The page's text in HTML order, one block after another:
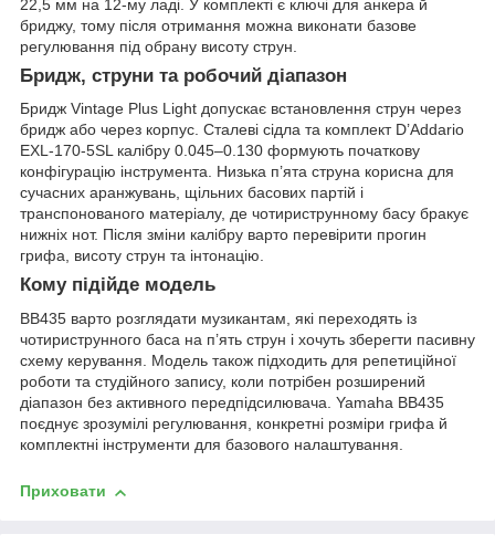
22,5 мм на 12-му ладі. У комплекті є ключі для анкера й
бриджу, тому після отримання можна виконати базове
регулювання під обрану висоту струн.
Бридж, струни та робочий діапазон
Бридж Vintage Plus Light допускає встановлення струн через
бридж або через корпус. Сталеві сідла та комплект D’Addario
EXL-170-5SL калібру 0.045–0.130 формують початкову
конфігурацію інструмента. Низька п’ята струна корисна для
сучасних аранжувань, щільних басових партій і
транспонованого матеріалу, де чотириструнному басу бракує
нижніх нот. Після зміни калібру варто перевірити прогин
грифа, висоту струн та інтонацію.
Кому підійде модель
BB435 варто розглядати музикантам, які переходять із
чотириструнного баса на п’ять струн і хочуть зберегти пасивну
схему керування. Модель також підходить для репетиційної
роботи та студійного запису, коли потрібен розширений
діапазон без активного передпідсилювача. Yamaha BB435
поєднує зрозумілі регулювання, конкретні розміри грифа й
комплектні інструменти для базового налаштування.
Приховати